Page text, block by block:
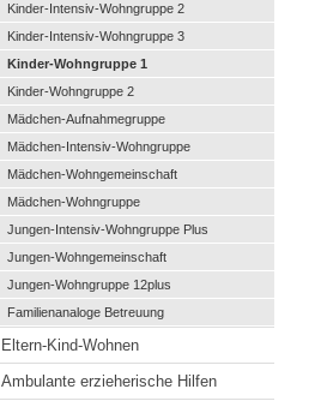
Kinder-Intensiv-Wohngruppe 2
Kinder-Intensiv-Wohngruppe 3
Kinder-Wohngruppe 1
Kinder-Wohngruppe 2
Mädchen-Aufnahmegruppe
Mädchen-Intensiv-Wohngruppe
Mädchen-Wohngemeinschaft
Mädchen-Wohngruppe
Jungen-Intensiv-Wohngruppe Plus
Jungen-Wohngemeinschaft
Jungen-Wohngruppe 12plus
Familienanaloge Betreuung
Eltern-Kind-Wohnen
Ambulante erzieherische Hilfen